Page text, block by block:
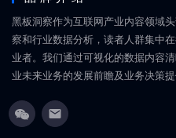
黑板洞察作为互联网产业内容领域
察和行业数据分析，读者人群集中
业者。我们通过可视化的数据内容
业未来业务的发展前瞻及业务决策提